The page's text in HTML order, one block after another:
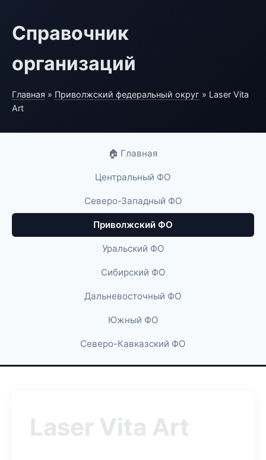
Справочник
организаций
Главная » Приволжский федеральный округ » Laser Vita
Art
🏠 Главная
Центральный ФО
Северо-Западный ФО
Приволжский ФО
Уральский ФО
Сибирский ФО
Дальневосточный ФО
Южный ФО
Северо-Кавказский ФО
Laser Vita Art